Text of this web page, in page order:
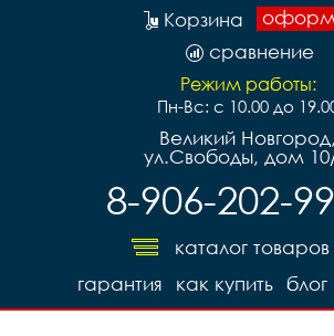
Корзина
сравнение
Режим работы:
Пн-Вс: с 10.00 до
Великий Новгород,
ул.Свободы, дом
8-906-202-
каталог товаров
блог
как купить
гарантия